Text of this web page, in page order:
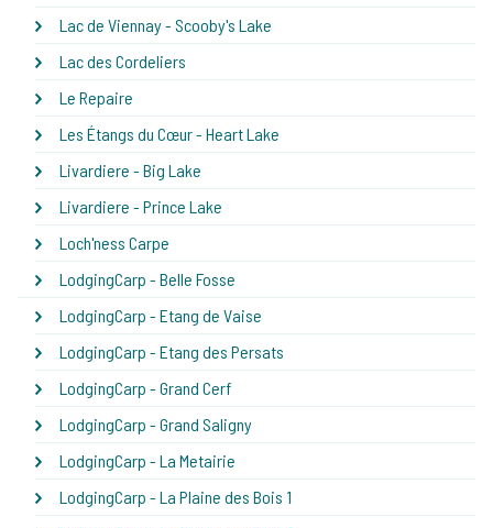
Lac de Viennay - Scooby's Lake
Lac des Cordeliers
Le Repaire
Les Étangs du Cœur - Heart Lake
Livardiere - Big Lake
Livardiere - Prince Lake
Loch'ness Carpe
LodgingCarp - Belle Fosse
LodgingCarp - Etang de Vaise
LodgingCarp - Etang des Persats
LodgingCarp - Grand Cerf
LodgingCarp - Grand Saligny
LodgingCarp - La Metairie
LodgingCarp - La Plaine des Bois 1